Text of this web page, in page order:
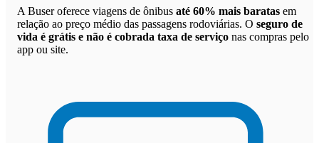
A Buser oferece viagens de ônibus até 60% mais baratas em
relação ao preço médio das passagens rodoviárias. O seguro de
vida é grátis e não é cobrada taxa de serviço nas compras pelo
app ou site.